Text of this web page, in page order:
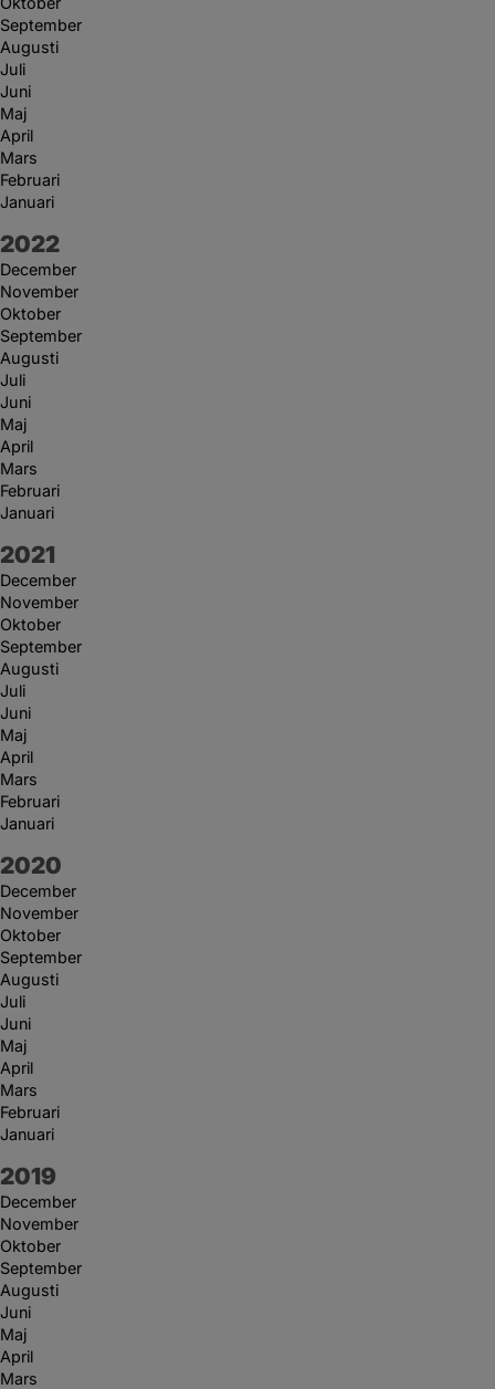
September
Augusti
Juli
Juni
Maj
April
Mars
Februari
Januari
År:
2022
December
November
Oktober
September
Augusti
Juli
Juni
Maj
April
Mars
Februari
Januari
År:
2021
December
November
Oktober
September
Augusti
Juli
Juni
Maj
April
Mars
Februari
Januari
År:
2020
December
November
Oktober
September
Augusti
Juli
Juni
Maj
April
Mars
Februari
Januari
År:
2019
December
November
Oktober
September
Augusti
Juni
Maj
April
Mars